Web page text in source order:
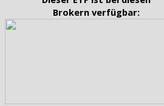
Brokern verfügbar: